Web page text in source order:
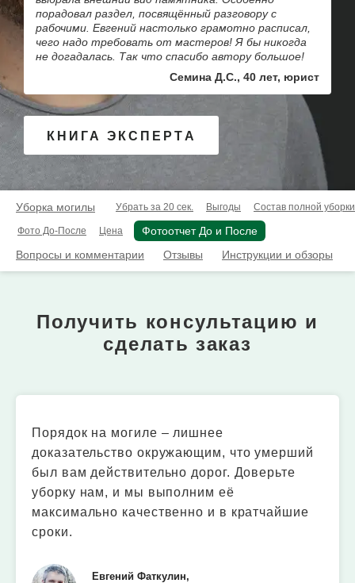
порадовал раздел, посвящённый разговору с
рабочими. Евгений настолько грамотно расписал,
чего надо требовать от мастеров! Я бы никогда
не догадалась. Так что спасибо автору большое!
Семина Д.С., 40 лет, юрист
КНИГА ЭКСПЕРТА
Уборка могилы Убрать за 20 сек. Выгоды Состав полной уборки
Фото До-После Цена
Фотоотчет До и После
Вопросы и комментарии
Отзывы Инструкции и обзоры
Получить консультацию и
сделать заказ
Порядок на могиле – лишнее
доказательство окружающим, что умерший
был вам действительно дорог. Доверьте
уборку нам, и мы выполним её
максимально качественно и в кратчайшие
сроки.
Евгений Фаткулин,